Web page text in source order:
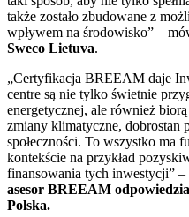
także zostało zbudowane z
wpływem na środowisko” –
Sweco Lietuva.
„Certyfikacja BREEAM daje
centre są nie tylko świetnie
energetycznej, ale również
zmiany klimatyczne, dobrostan
społeczności. To wszystko ma
kontekście na przykład
finansowania tych inwestycji” –
asesor BREEAM
Polska.